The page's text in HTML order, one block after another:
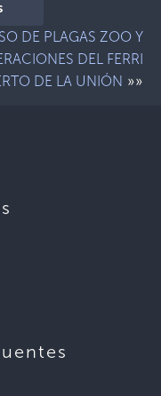
DE PLAGAS ZOO Y
DEL FERRI
DE LA UNIÓN »»